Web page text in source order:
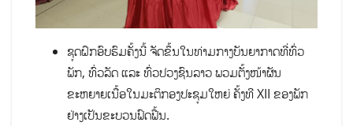
ຊຸດຝຶກອົບຮົມຄັ້ງນີ້ ຈັດຂຶ້ນໃນທ່າມກາງບັນຍາກາດທີ່ທົ່ວ
ພັກ, ທົ່ວລັດ ແລະ ທົ່ວປວງຊົນລາວ ພວມຕັ້ງໜ້າຜັນ
ຂະຫຍາຍເນື້ອໃນມະຕິກອງປະຊຸມໃຫຍ່ ຄັ້ງທີ XII ຂອງພັກ
ຢ່າງເປັນຂະບວນຟົດຟື້ນ.